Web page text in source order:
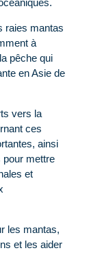
raies mantas
à
pêche qui
en Asie de
vers la
ces
ainsi
pour mettre
et
les mantas,
et les aider